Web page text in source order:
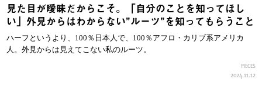
見た目が曖昧だからこそ。「自分のことを知ってほし
い」外見からはわからない”ルーツ”を知ってもらうこと
ハーフというより、100％日本人で、100％アフロ・カリブ系アメリカ
人。外見からは見えてこない私のルーツ。
PIECES
2024.11.12